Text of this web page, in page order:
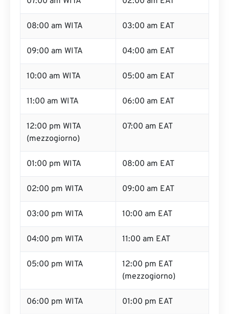
08:00 am WITA 03:00 am EAT
09:00 am WITA 04:00 am EAT
10:00 am WITA 05:00 am EAT
11:00 am WITA 06:00 am EAT
12:00 pm WITA
(mezzogiorno)
07:00 am EAT
01:00 pm WITA 08:00 am EAT
02:00 pm WITA 09:00 am EAT
03:00 pm WITA 10:00 am EAT
04:00 pm WITA 11:00 am EAT
05:00 pm WITA
12:00 pm EAT
(mezzogiorno)
06:00 pm WITA 01:00 pm EAT